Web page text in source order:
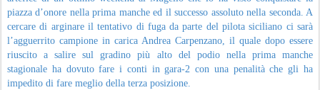
piazza d’onore nella prima manche ed il successo assoluto nella seconda. A
cercare di arginare il tentativo di fuga da parte del pilota siciliano ci sarà
l’agguerrito campione in carica Andrea Carpenzano, il quale dopo essere
riuscito a salire sul gradino più alto del podio nella prima manche
stagionale ha dovuto fare i conti in gara-2 con una penalità che gli ha
impedito di fare meglio della terza posizione.